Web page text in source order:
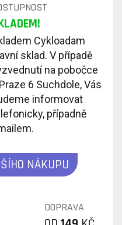
Cykloadam
sklad. V případě
na pobočce
6 Suchdole, Vás
informovat
případně
NÁKUPU
DOPRAVA